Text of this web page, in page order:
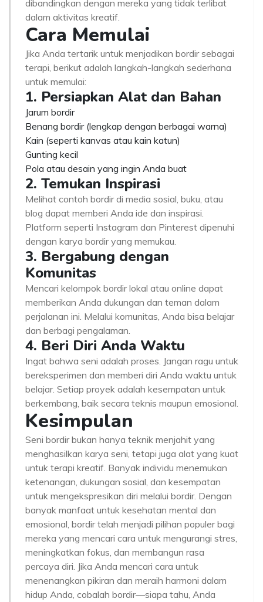
dibandingkan dengan mereka yang tidak terlibat
dalam aktivitas kreatif.
Cara Memulai
Jika Anda tertarik untuk menjadikan bordir sebagai
terapi, berikut adalah langkah-langkah sederhana
untuk memulai:
1. Persiapkan Alat dan Bahan
Jarum bordir
Benang bordir (lengkap dengan berbagai warna)
Kain (seperti kanvas atau kain katun)
Gunting kecil
Pola atau desain yang ingin Anda buat
2. Temukan Inspirasi
Melihat contoh bordir di media sosial, buku, atau
blog dapat memberi Anda ide dan inspirasi.
Platform seperti Instagram dan Pinterest dipenuhi
dengan karya bordir yang memukau.
3. Bergabung dengan
Komunitas
Mencari kelompok bordir lokal atau online dapat
memberikan Anda dukungan dan teman dalam
perjalanan ini. Melalui komunitas, Anda bisa belajar
dan berbagi pengalaman.
4. Beri Diri Anda Waktu
Ingat bahwa seni adalah proses. Jangan ragu untuk
bereksperimen dan memberi diri Anda waktu untuk
belajar. Setiap proyek adalah kesempatan untuk
berkembang, baik secara teknis maupun emosional.
Kesimpulan
Seni bordir bukan hanya teknik menjahit yang
menghasilkan karya seni, tetapi juga alat yang kuat
untuk terapi kreatif. Banyak individu menemukan
ketenangan, dukungan sosial, dan kesempatan
untuk mengekspresikan diri melalui bordir. Dengan
banyak manfaat untuk kesehatan mental dan
emosional, bordir telah menjadi pilihan populer bagi
mereka yang mencari cara untuk mengurangi stres,
meningkatkan fokus, dan membangun rasa
percaya diri. Jika Anda mencari cara untuk
menenangkan pikiran dan meraih harmoni dalam
hidup Anda, cobalah bordir—siapa tahu, Anda